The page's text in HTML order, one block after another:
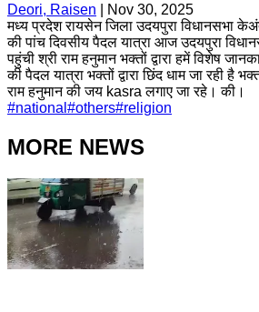
Deori, Raisen
Nov 30, 2025
मध्य प्रदेश रायसेन जिला उदयपुरा विधानसभा
की पांच दिवसीय पैदल यात्रा आज उदयपुरा
पहुंची श्री राम हनुमान भक्तों द्वारा हमें विशेष
की पैदल यात्रा भक्तों द्वारा छिंद धाम जा रही है
राम हनुमान की जय kasra लगाए जा रहे। की।
#national #others#religion
MORE NEWS